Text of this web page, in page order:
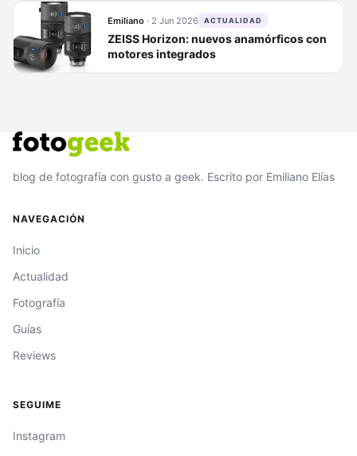
Emiliano · 2 Jun 2026 ACTUALIDAD
ZEISS Horizon: nuevos anamórficos con
motores integrados
blog de fotografía con gusto a geek. Escrito por Emiliano Elías
NAVEGACIÓN
Inicio
Actualidad
Fotografía
Guías
Reviews
SEGUIME
Instagram